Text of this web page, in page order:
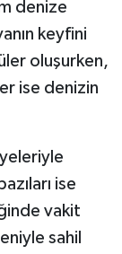
denize
keyfini
oluşurken,
ise denizin
ise
vakit
sahil